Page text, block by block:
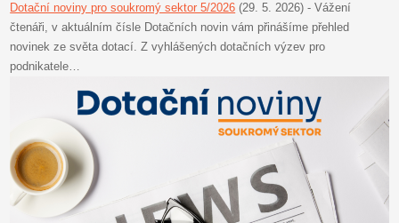
Dotační noviny pro soukromý sektor 5/2026 (29. 5. 2026) - Vážení
čtenáři, v aktuálním čísle Dotačních novin vám přinášíme přehled
novinek ze světa dotací. Z vyhlášených dotačních výzev pro
podnikatele…